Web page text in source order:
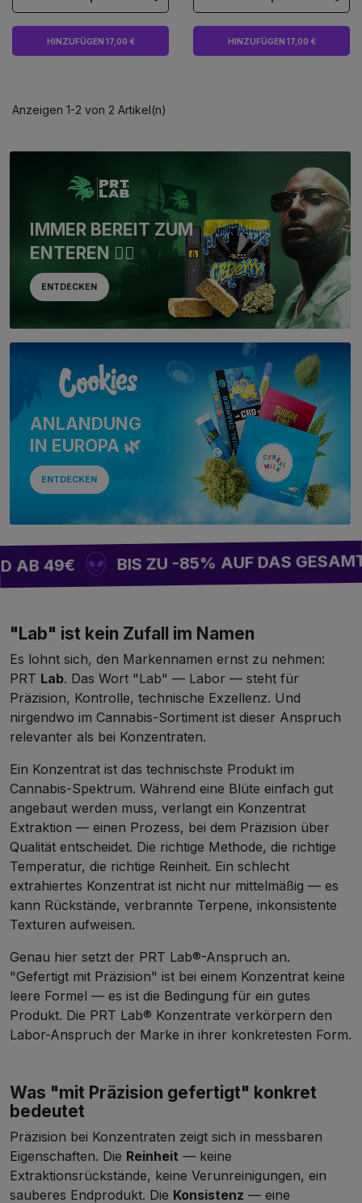
HINZUFÜGEN 17,00 € HINZUFÜGEN 17,00 €
Anzeigen 1-2 von 2 Artikel(n)
IMMER BEREIT ZUM
ENTEREN 🏴‍☠️
ENTDECKEN
ANLANDUNG
IN EUROPA 🌿
ENTDECKEN
49€ BIS ZU -85% AUF DAS GESAMTE
"Lab" ist kein Zufall im Namen
Es lohnt sich, den Markennamen ernst zu nehmen:
PRT Lab. Das Wort "Lab" — Labor — steht für
Präzision, Kontrolle, technische Exzellenz. Und
nirgendwo im Cannabis-Sortiment ist dieser Anspruch
relevanter als bei Konzentraten.
Ein Konzentrat ist das technischste Produkt im
Cannabis-Spektrum. Während eine Blüte einfach gut
angebaut werden muss, verlangt ein Konzentrat
Extraktion — einen Prozess, bei dem Präzision über
Qualität entscheidet. Die richtige Methode, die richtige
Temperatur, die richtige Reinheit. Ein schlecht
extrahiertes Konzentrat ist nicht nur mittelmäßig — es
kann Rückstände, verbrannte Terpene, inkonsistente
Texturen aufweisen.
Genau hier setzt der PRT Lab®-Anspruch an.
"Gefertigt mit Präzision" ist bei einem Konzentrat keine
leere Formel — es ist die Bedingung für ein gutes
Produkt. Die PRT Lab® Konzentrate verkörpern den
Labor-Anspruch der Marke in ihrer konkretesten Form.
Was "mit Präzision gefertigt" konkret
bedeutet
Präzision bei Konzentraten zeigt sich in messbaren
Eigenschaften. Die Reinheit — keine
Extraktionsrückstände, keine Verunreinigungen, ein
sauberes Endprodukt. Die Konsistenz — eine